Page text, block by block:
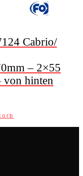
Cabrio/
– 2×55
von hinten